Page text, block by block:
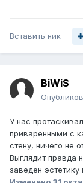
Вставить ник
BiWiS
У нас
приваренными с
стену, ничего не
Выглядит правда
заведен эстетику